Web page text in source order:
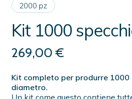
2000 pz
Kit 1000
269,00€
Kit completo per produrre
diametro.
Un kit come questo contiene